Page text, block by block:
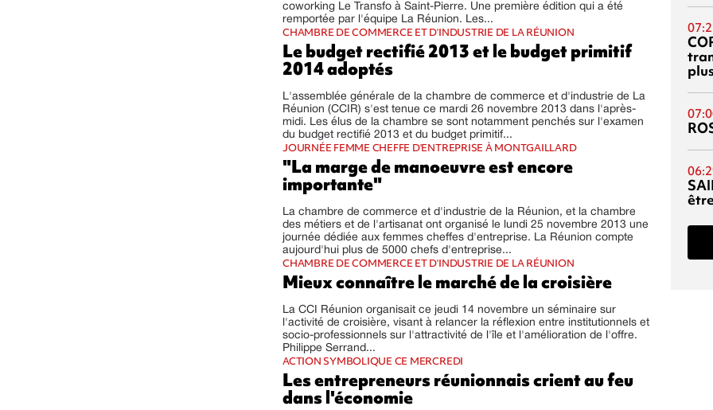
coworking Le Transfo à Saint-Pierre. Une première édition qui a été
remportée par l'équipe La Réunion. Les...
CHAMBRE DE COMMERCE ET D'INDUSTRIE DE LA RÉUNION
Le budget rectifié 2013 et le budget primitif
2014 adoptés
L'assemblée générale de la chambre de commerce et d'industrie de La
Réunion (CCIR) s'est tenue ce mardi 26 novembre 2013 dans l'après-
midi. Les élus de la chambre se sont notamment penchés sur l'examen
du budget rectifié 2013 et du budget primitif...
JOURNÉE FEMME CHEFFE D'ENTREPRISE À MONTGAILLARD
"La marge de manoeuvre est encore
importante"
La chambre de commerce et d'industrie de la Réunion, et la chambre
des métiers et de l'artisanat ont organisé le lundi 25 novembre 2013 une
journée dédiée aux femmes cheffes d'entreprise. La Réunion compte
aujourd'hui plus de 5000 chefs d'entreprise...
CHAMBRE DE COMMERCE ET D'INDUSTRIE DE LA RÉUNION
Mieux connaître le marché de la croisière
La CCI Réunion organisait ce jeudi 14 novembre un séminaire sur
l'activité de croisière, visant à relancer la réflexion entre institutionnels et
socio-professionnels sur l'attractivité de l'île et l'amélioration de l'offre.
Philippe Serrand...
ACTION SYMBOLIQUE CE MERCREDI
Les entrepreneurs réunionnais crient au feu
dans l'économie